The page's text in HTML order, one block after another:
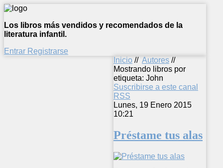
Los libros más vendidos y recomendados de la
literatura infantil.
Entrar Registrarse
Inicio // Autores //
Mostrando libros por
etiqueta: John
Suscribirse a este canal
RSS
Lunes, 19 Enero 2015
10:21
Préstame tus alas